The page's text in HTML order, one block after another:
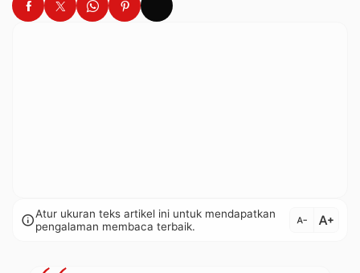
infoAtur ukuran teks artikel ini untuk mendapatkan
pengalaman membaca terbaik.
text_decrease text_increase